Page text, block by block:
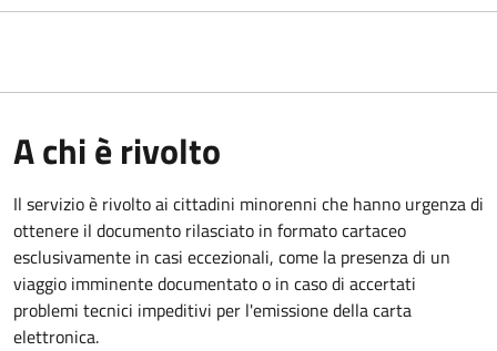
A chi è rivolto
Il servizio è rivolto ai cittadini minorenni che hanno urgenza di
ottenere il documento rilasciato in formato cartaceo
esclusivamente in casi eccezionali, come la presenza di un
viaggio imminente documentato o in caso di accertati
problemi tecnici impeditivi per l'emissione della carta
elettronica.